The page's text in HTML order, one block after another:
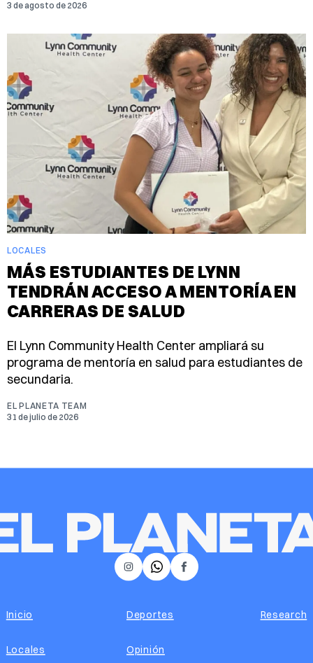
3 de agosto de 2026
LOCALES
MÁS ESTUDIANTES DE LYNN
TENDRÁN ACCESO A MENTORÍA EN
CARRERAS DE SALUD
El Lynn Community Health Center ampliará su
programa de mentoría en salud para estudiantes de
secundaria.
EL PLANETA TEAM
31 de julio de 2026
𝕏 Facebook
Instagram
Inicio
Locales
Deportes
Opinión
Research